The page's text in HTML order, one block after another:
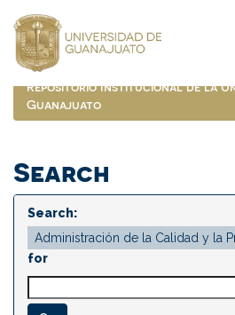
navigation
Repositorio Institucional de la
Guanajuato
Search
Search:
for